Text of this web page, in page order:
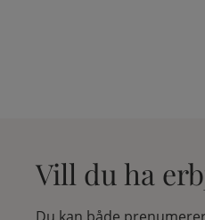
Vill du ha
Du kan både